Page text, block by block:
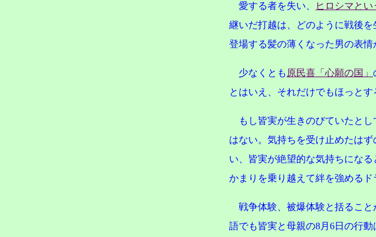
愛する者を失い、 ヒロシマと
継いだ打越は、どのように戦後
登場する髪の薄くなった男の表情
少なくとも 原民喜「心願の国」
とはいえ、それだけでもほっとす
もし皆実が生きのびていたとし
はない。気持ちを受け止めたは
い、皆実が絶望的な気持ちにな
かまりを乗り越えて絆を強めるド
戦争体験、被爆体験と括るこ
語でも皆実と母親の8月6日の行